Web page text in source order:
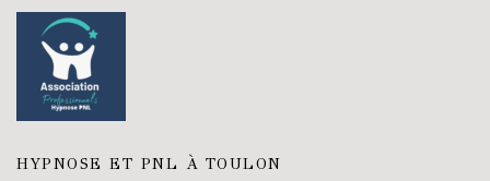
HYPNOSE ET PNL À TOULON